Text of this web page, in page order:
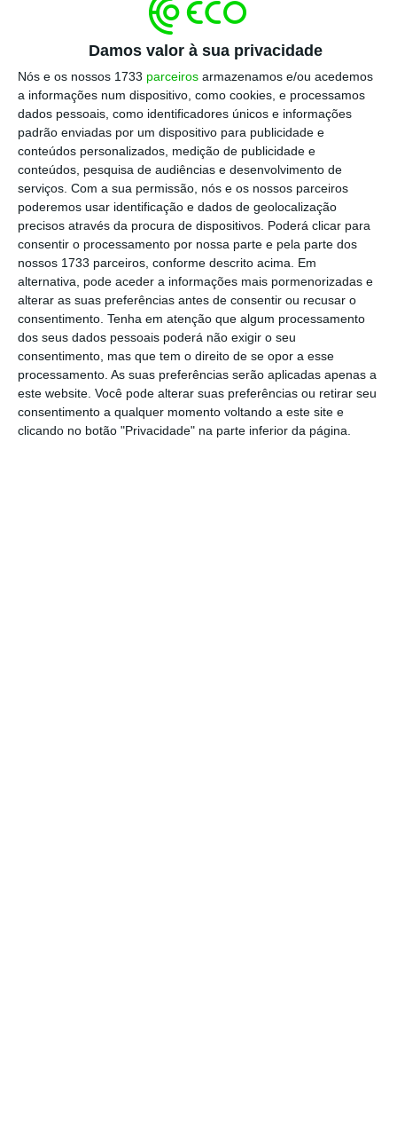
Damos valor à sua privacidade
Nós e os nossos 1733 parceiros armazenamos e/ou acedemos
a informações num dispositivo, como cookies, e processamos
dados pessoais, como identificadores únicos e informações
padrão enviadas por um dispositivo para publicidade e
conteúdos personalizados, medição de publicidade e
conteúdos, pesquisa de audiências e desenvolvimento de
serviços. Com a sua permissão, nós e os nossos parceiros
poderemos usar identificação e dados de geolocalização
precisos através da procura de dispositivos. Poderá clicar para
consentir o processamento por nossa parte e pela parte dos
nossos 1733 parceiros, conforme descrito acima. Em
alternativa, pode aceder a informações mais pormenorizadas e
alterar as suas preferências antes de consentir ou recusar o
consentimento. Tenha em atenção que algum processamento
dos seus dados pessoais poderá não exigir o seu
consentimento, mas que tem o direito de se opor a esse
processamento. As suas preferências serão aplicadas apenas a
este website. Você pode alterar suas preferências ou retirar seu
consentimento a qualquer momento voltando a este site e
clicando no botão "Privacidade" na parte inferior da página.
mais que as exportações). De fato, quando
olhamos para este PE é a desilusão em matéria
de aposta futura nas exportações. Depois de
terem passado de 28% para quase 45% do PIB, o
Governo prevê que em 2023 o volume das
exportações continue a representar um valor em
torno dos 45% PIB. Bem abaixo dos nossos
principais concorrentes, onde as exportações
representam mais de 70%-80% PIB.
O Governo prevê também uma redução da taxa de
desemprego dos atuais 7% em 2018 para 5.4% em
2023. Este número tem dois problemas:
Se assim for, Portugal terá uma taxa natural
de desemprego em torno dos 5%, o que era o
valor antes da crise. Isso significaria que o
impacto estrutural da crise estaria